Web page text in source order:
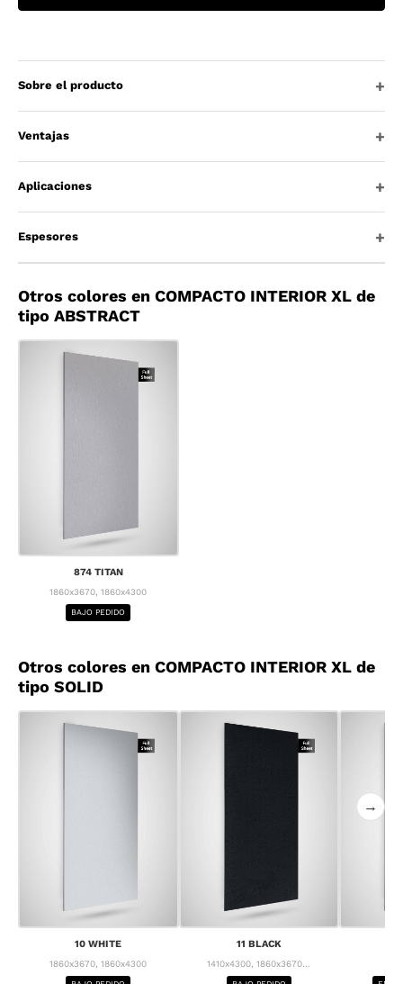
Sobre el producto
Ventajas
Aplicaciones
Espesores
Otros colores en COMPACTO INTERIOR XL de
tipo ABSTRACT
874 TITAN
1860x3670, 1860x4300
BAJO PEDIDO
Otros colores en COMPACTO INTERIOR XL de
tipo SOLID
10 WHITE
1860x3670, 1860x4300
11 BLACK
1410x4300, 1860x3670...
→